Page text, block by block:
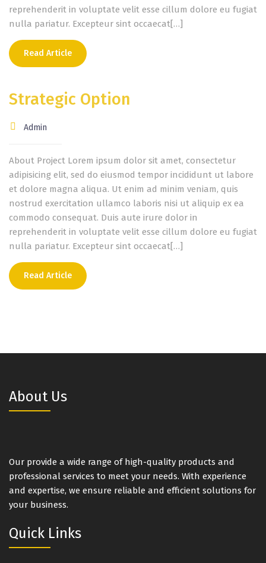
reprehenderit in voluptate velit esse cillum dolore eu fugiat
nulla pariatur. Excepteur sint occaecat[…]
Read Article
Strategic Option
Admin
About Project Lorem ipsum dolor sit amet, consectetur
adipisicing elit, sed do eiusmod tempor incididunt ut labore
et dolore magna aliqua. Ut enim ad minim veniam, quis
nostrud exercitation ullamco laboris nisi ut aliquip ex ea
commodo consequat. Duis aute irure dolor in
reprehenderit in voluptate velit esse cillum dolore eu fugiat
nulla pariatur. Excepteur sint occaecat[…]
Read Article
About Us
Our provide a wide range of high-quality products and
professional services to meet your needs. With experience
and expertise, we ensure reliable and efficient solutions for
your business.
Quick Links